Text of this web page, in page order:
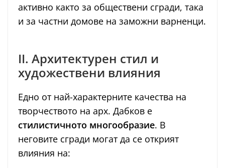
активно както за обществени сгради, така
и за частни домове на заможни варненци.
II. Архитектурен стил и
художествени влияния
Едно от най-характерните качества на
творчеството на арх. Дабков е
стилистичното многообразие. В
неговите сгради могат да се открият
влияния на: